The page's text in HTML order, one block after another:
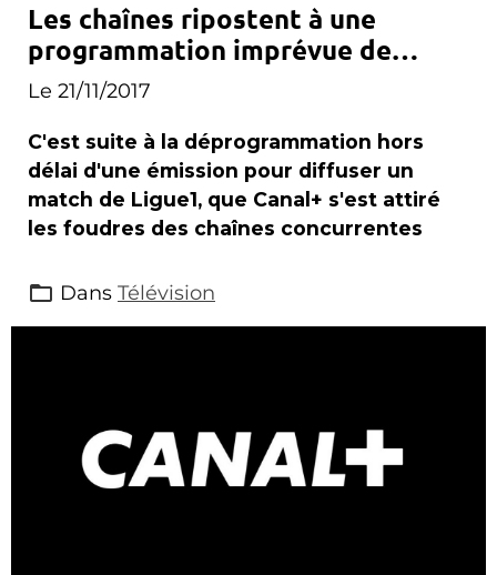
Les chaînes ripostent à une
programmation imprévue de
Canal+
Le 21/11/2017
C'est suite à la déprogrammation hors
délai d'une émission pour diffuser un
match de Ligue1, que Canal+ s'est attiré
les foudres des chaînes concurrentes
Dans Télévision